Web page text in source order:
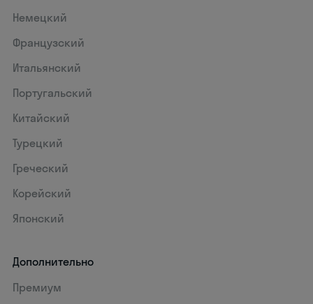
Немецкий
Французский
Итальянский
Португальский
Китайский
Турецкий
Греческий
Корейский
Японский
Дополнительно
Премиум